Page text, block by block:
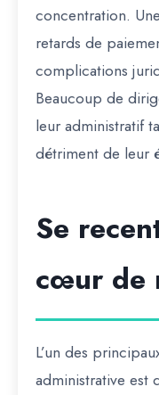
concentration.
retards de
complications
Beaucoup de
leur administratif
détriment de leur
Se
cœur de
L’un des
administrative est